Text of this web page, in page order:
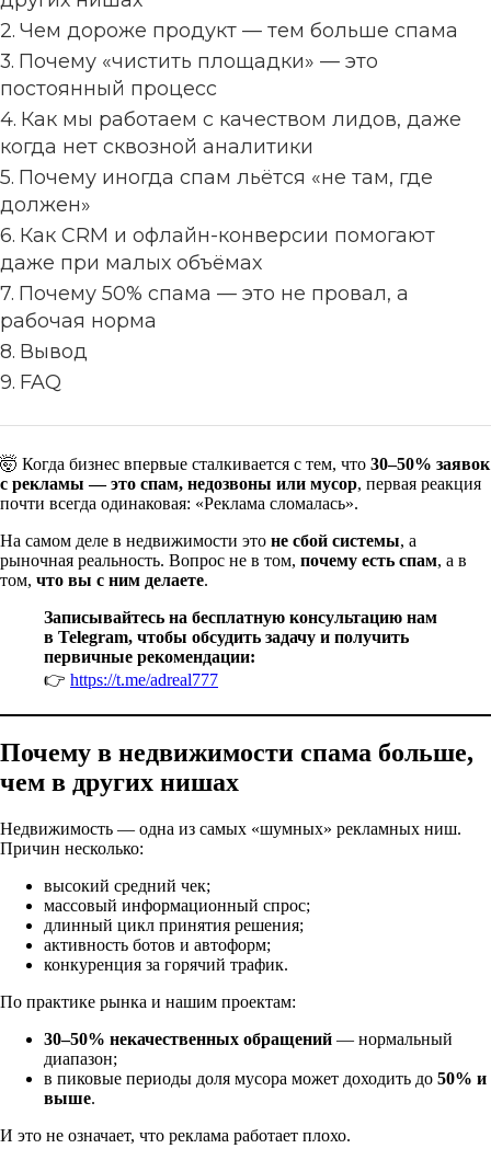
Чем дороже продукт — тем больше спама
Почему «чистить площадки» — это
постоянный процесс
Как мы работаем с качеством лидов, даже
когда нет сквозной аналитики
Почему иногда спам льётся «не там, где
должен»
Как CRM и офлайн-конверсии помогают
даже при малых объёмах
Почему 50% спама — это не провал, а
рабочая норма
Вывод
FAQ
🤯 Когда бизнес впервые сталкивается с тем, что 30–50% заявок
с рекламы — это спам, недозвоны или мусор, первая реакция
почти всегда одинаковая: «Реклама сломалась».
На самом деле в недвижимости это не сбой системы, а
рыночная реальность. Вопрос не в том, почему есть спам, а в
том, что вы с ним делаете.
Записывайтесь на бесплатную консультацию нам
в Telegram, чтобы обсудить задачу и получить
первичные рекомендации:
👉 https://t.me/adreal777
Почему в недвижимости спама больше,
чем в других нишах
Недвижимость — одна из самых «шумных» рекламных ниш.
Причин несколько:
высокий средний чек;
массовый информационный спрос;
длинный цикл принятия решения;
активность ботов и автоформ;
конкуренция за горячий трафик.
По практике рынка и нашим проектам:
30–50% некачественных обращений — нормальный
диапазон;
в пиковые периоды доля мусора может доходить до 50% и
выше.
И это не означает, что реклама работает плохо.